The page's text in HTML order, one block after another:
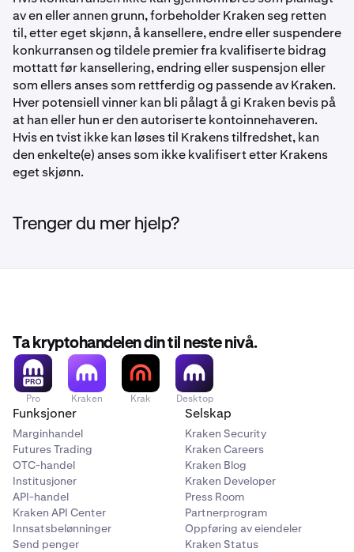
av en eller annen grunn, forbeholder Kraken seg retten
til, etter eget skjønn, å kansellere, endre eller suspendere
konkurransen og tildele premier fra kvalifiserte bidrag
mottatt før kansellering, endring eller suspensjon eller
som ellers anses som rettferdig og passende av Kraken.
Hver potensiell vinner kan bli pålagt å gi Kraken bevis på
at han eller hun er den autoriserte kontoinnehaveren.
Hvis en tvist ikke kan løses til Krakens tilfredshet, kan
den enkelte(e) anses som ikke kvalifisert etter Krakens
eget skjønn.
Trenger du mer hjelp?
Ta kryptohandelen din til neste nivå.
Pro Kraken Krak Desktop
Funksjoner
Marginhandel
Futures Trading
OTC-handel
Institusjoner
API-handel
Kraken API Center
Innsatsbelønninger
Send penger
Selskap
Kraken Security
Kraken Careers
Kraken Blog
Kraken Developer
Press Room
Partnerprogram
Oppføring av eiendeler
Kraken Status